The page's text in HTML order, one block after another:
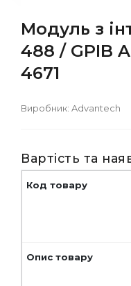
Модуль з
488 / GPIB
4671
Виробник: Advantech
Вартість та